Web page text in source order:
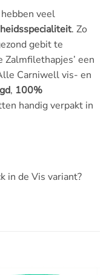
hebben veel
. Zo
gebit te
Zalmfilethapjes’ een
Carniwell vis- en
, 100%
handig verpakt in
in de Vis variant?